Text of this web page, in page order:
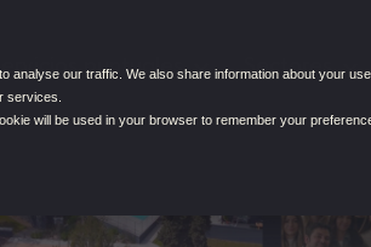
our traffic. We also share information about your
services.
will be used in your browser to remember your
puntuales Sectores